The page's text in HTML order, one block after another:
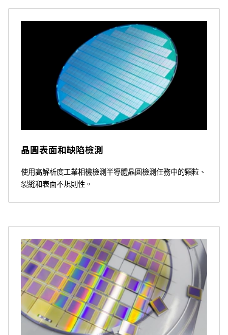
晶圓表面和缺陷檢測
使用高解析度工業相機檢測半導體晶圓檢測任務中的顆粒、
裂縫和表面不規則性。